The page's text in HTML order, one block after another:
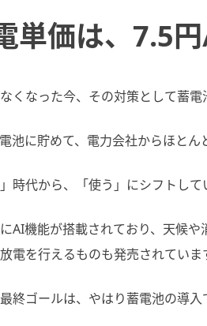
単価は、7.5
くなった今、その対策として蓄電
池に貯めて、電力会社からほとん
時代から、「使う」にシフトして
AI機能が搭載されており、天候
電を行えるものも発売されていま
終ゴールは、やはり蓄電池の導入